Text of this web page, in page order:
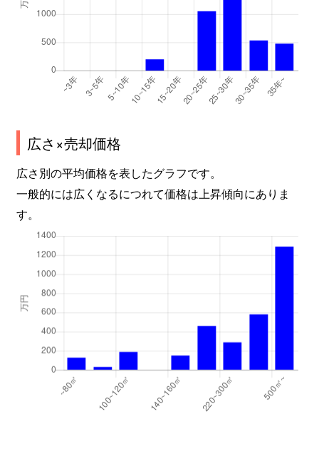
広さ×売却価格
広さ別の平均価格を表したグラフです。
一般的には広くなるにつれて価格は上昇傾向にありま
す。